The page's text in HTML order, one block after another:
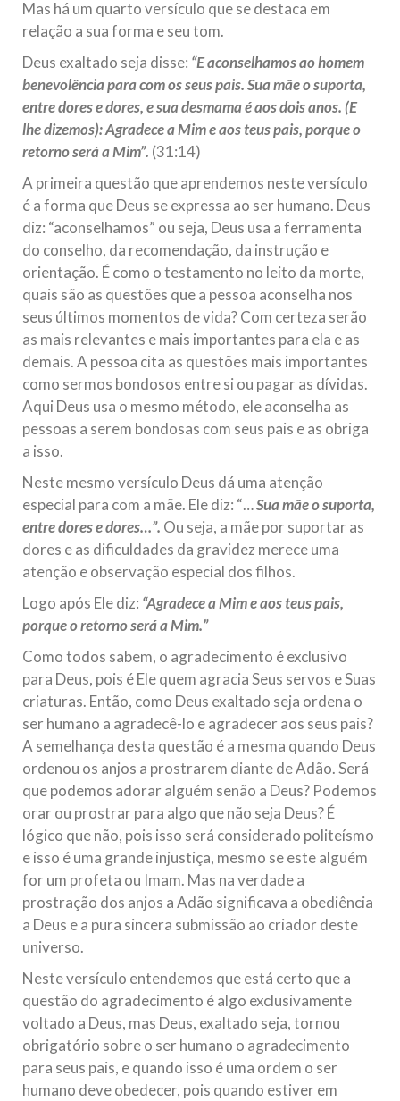
Mas há um quarto versículo que se destaca em
relação a sua forma e seu tom.
Deus exaltado seja disse: “E aconselhamos ao homem
benevolência para com os seus pais. Sua mãe o suporta,
entre dores e dores, e sua desmama é aos dois anos. (E
lhe dizemos): Agradece a Mim e aos teus pais, porque o
retorno será a Mim”. (31:14)
A primeira questão que aprendemos neste versículo
é a forma que Deus se expressa ao ser humano. Deus
diz: “aconselhamos” ou seja, Deus usa a ferramenta
do conselho, da recomendação, da instrução e
orientação. É como o testamento no leito da morte,
quais são as questões que a pessoa aconselha nos
seus últimos momentos de vida? Com certeza serão
as mais relevantes e mais importantes para ela e as
demais. A pessoa cita as questões mais importantes
como sermos bondosos entre si ou pagar as dívidas.
Aqui Deus usa o mesmo método, ele aconselha as
pessoas a serem bondosas com seus pais e as obriga
a isso.
Neste mesmo versículo Deus dá uma atenção
especial para com a mãe. Ele diz: “…Sua mãe o suporta,
entre dores e dores…”. Ou seja, a mãe por suportar as
dores e as dificuldades da gravidez merece uma
atenção e observação especial dos filhos.
Logo após Ele diz: “Agradece a Mim e aos teus pais,
porque o retorno será a Mim.”
Como todos sabem, o agradecimento é exclusivo
para Deus, pois é Ele quem agracia Seus servos e Suas
criaturas. Então, como Deus exaltado seja ordena o
ser humano a agradecê-lo e agradecer aos seus pais?
A semelhança desta questão é a mesma quando Deus
ordenou os anjos a prostrarem diante de Adão. Será
que podemos adorar alguém senão a Deus? Podemos
orar ou prostrar para algo que não seja Deus? É
lógico que não, pois isso será considerado politeísmo
e isso é uma grande injustiça, mesmo se este alguém
for um profeta ou Imam. Mas na verdade a
prostração dos anjos a Adão significava a obediência
a Deus e a pura sincera submissão ao criador deste
universo.
Neste versículo entendemos que está certo que a
questão do agradecimento é algo exclusivamente
voltado a Deus, mas Deus, exaltado seja, tornou
obrigatório sobre o ser humano o agradecimento
para seus pais, e quando isso é uma ordem o ser
humano deve obedecer, pois quando estiver em